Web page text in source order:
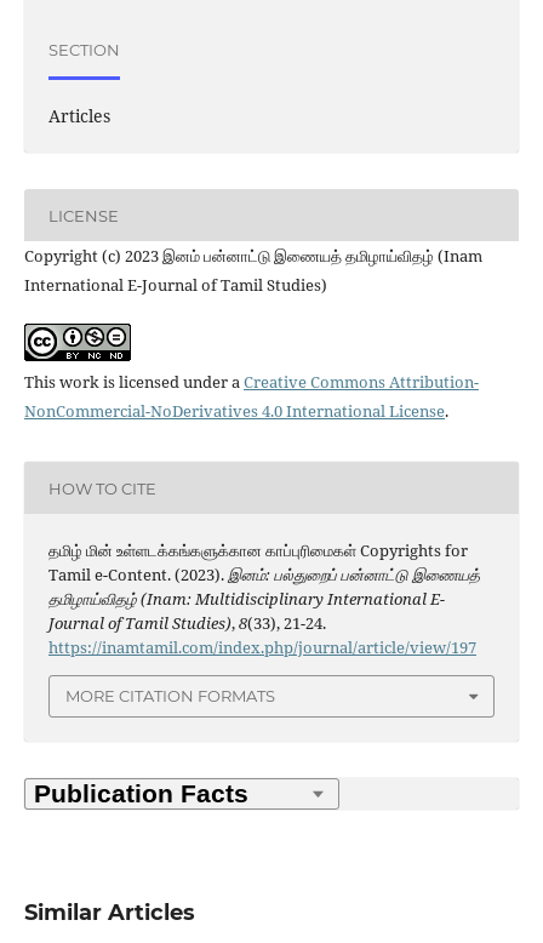
SECTION
Articles
LICENSE
Copyright (c) 2023 இனம் பன்னாட்டு இணையத் தமிழாய்விதழ் (Inam
International E-Journal of Tamil Studies)
This work is licensed under aCreative Commons Attribution-
NonCommercial-NoDerivatives 4.0 International License.
HOW TO CITE
தமிழ் மின் உள்ளடக்கங்களுக்கான காப்புரிமைகள் Copyrights for
Tamil e-Content. (2023).இனம்: பல்துறைப் பன்னாட்டு இணையத்
தமிழாய்விதழ் (Inam: Multidisciplinary International E-
Journal of Tamil Studies),8(33), 21-24.
https://inamtamil.com/index.php/journal/article/view/197
MORE CITATION FORMATS
Similar Articles